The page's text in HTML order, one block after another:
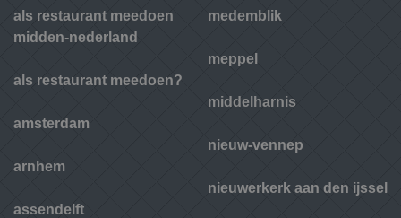
als restaurant meedoen
midden-nederland
als restaurant meedoen?
amsterdam
arnhem
assendelft
medemblik
meppel
middelharnis
nieuw-vennep
nieuwerkerk aan den ijssel